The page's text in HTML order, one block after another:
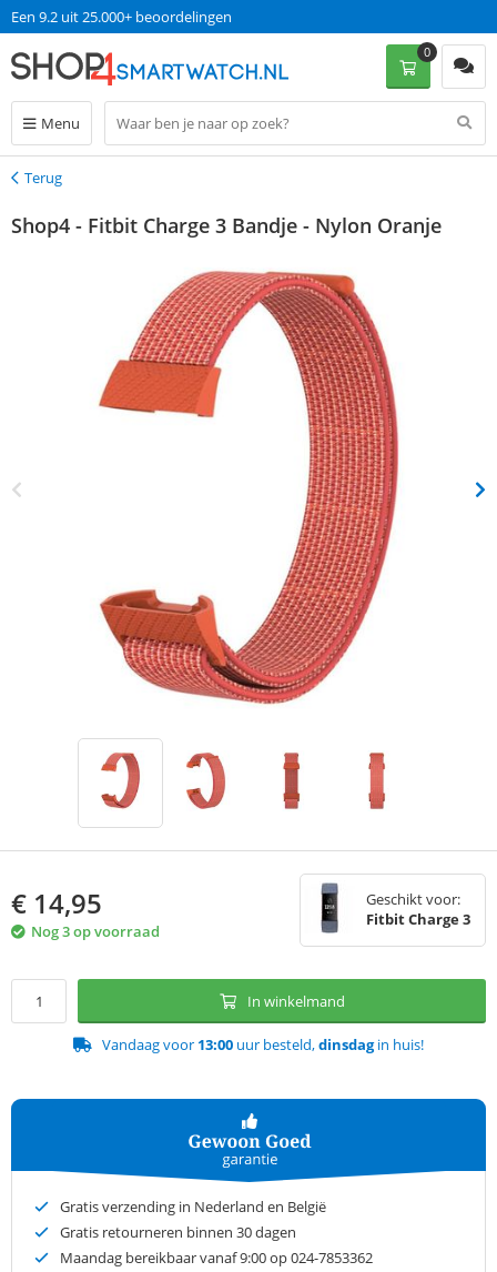
Een 9.2 uit 25.000+ beoordelingen
Menu
0
Terug
Terug
Shop4 - Fitbit Charge 3 Bandje - Nylon Oranje
€ 14,95
Nog 3 op voorraad
Geschikt voor:
Fitbit Charge 3
In winkelmand
Vandaag voor 13:00 uur besteld,dinsdagin huis!
Gratis verzending in Nederland en België
Gratis retourneren binnen 30 dagen
Maandag bereikbaar vanaf 9:00 op 024-7853362